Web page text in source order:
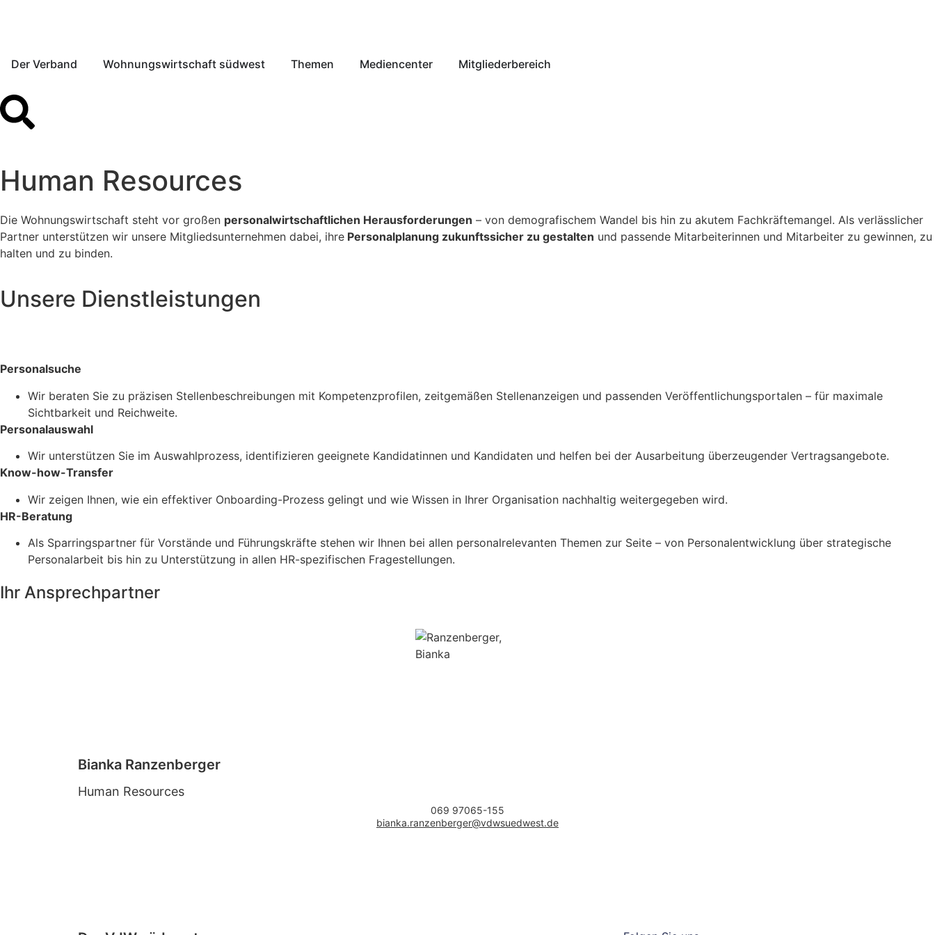
Der Verband Wohnungswirtschaft südwest Themen Mediencenter Mitgliederbereich
Human Resources
Die Wohnungswirtschaft steht vor großen personalwirtschaftlichen Herausforderungen – von demografischem Wandel bis hin zu akutem Fachkräftemangel. Als verlässlicher
Partner unterstützen wir unsere Mitgliedsunternehmen dabei, ihre Personalplanung zukunftssicher zu gestalten und passende Mitarbeiterinnen und Mitarbeiter zu gewinnen, zu
halten und zu binden.
Unsere Dienstleistungen
Personalsuche
Wir beraten Sie zu präzisen Stellenbeschreibungen mit Kompetenzprofilen, zeitgemäßen Stellenanzeigen und passenden Veröffentlichungsportalen – für maximale
Sichtbarkeit und Reichweite.
Personalauswahl
Wir unterstützen Sie im Auswahlprozess, identifizieren geeignete Kandidatinnen und Kandidaten und helfen bei der Ausarbeitung überzeugender Vertragsangebote.
Know-how-Transfer
Wir zeigen Ihnen, wie ein effektiver Onboarding-Prozess gelingt und wie Wissen in Ihrer Organisation nachhaltig weitergegeben wird.
HR-Beratung
Als Sparringspartner für Vorstände und Führungskräfte stehen wir Ihnen bei allen personalrelevanten Themen zur Seite – von Personalentwicklung über strategische
Personalarbeit bis hin zu Unterstützung in allen HR-spezifischen Fragestellungen.
Ihr Ansprechpartner
Bianka Ranzenberger
Human Resources
069 97065-155
bianka.ranzenberger@vdwsuedwest.de